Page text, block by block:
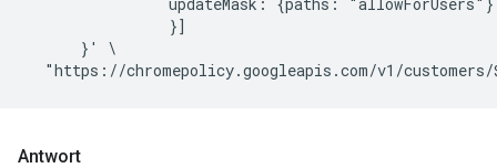
                }]
      }' \
Antwort